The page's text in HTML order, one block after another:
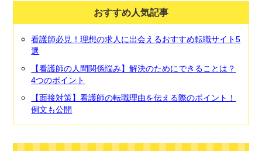
おすすめ人気記事
看護師必見！理想の求人に出会えるおすすめ転職サイト5
選
【看護師の人間関係悩み】解決のためにできることは？
4つのポイント
【面接対策】看護師の転職理由を伝える際のポイント！
例文も公開